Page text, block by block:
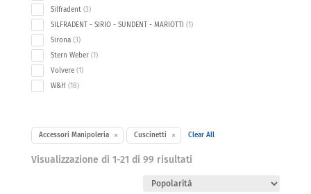
products
Silfradent 33
products
SILFRADENT - SIRIO - SUNDENT - MARIOTTI 11
Sirona 33
products
Stern Weber 11
Volvere 11
W&H 1818
Accessori Manipoleria × Cuscinetti × Clear All
Visualizzazione di 1-21 di 99 risultatiPopolarità